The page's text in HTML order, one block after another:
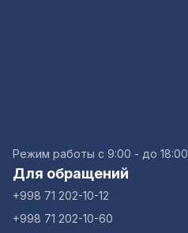
Режим работы с 9:00 - до 18:00
Для обращений
+998 71 202-10-12
+998 71 202-10-60